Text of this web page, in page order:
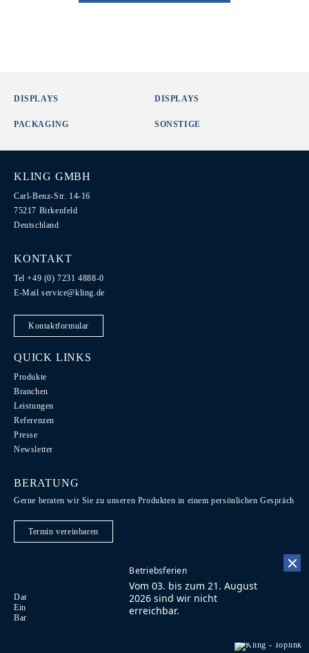
Betriebsferien
Vom 03. bis zum 21. August
2026 sind wir nicht
erreichbar.
DISPLAYS DISPLAYS
PACKAGING SONSTIGE
KLING GMBH
Carl-Benz-Str. 14-16
75217 Birkenfeld
Deutschland
KONTAKT
Tel +49 (0) 7231 4888-0
E-Mailservice@kling.de
Kontaktformular
QUICK LINKS
Produkte
Branchen
Leistungen
Referenzen
Presse
Newsletter
BERATUNG
Gerne beraten wir Sie zu unseren Produkten in einem persönlichen Gespräch
Termin vereinbaren
Datenschutz / Recht / AGB
Code of Conduct
Einkaufsbedingungen
Impressum
Kontakt
Barrierefreiheit